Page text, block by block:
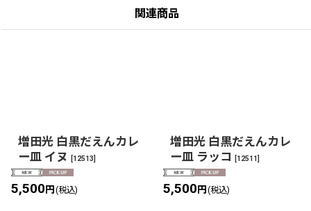
関連商品
増田光 白黒だえんカレ
ー皿 イヌ
[12513]
5,500円 (税込)
増田光 白黒だえんカレ
ー皿 ラッコ
[12511]
5,500円 (税込)